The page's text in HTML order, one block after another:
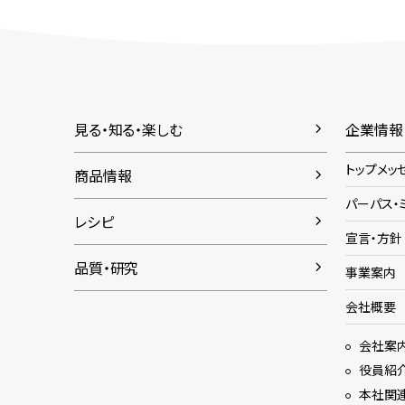
見る・知る・楽しむ
商品情報
レシピ
品質・研究
企業情報
トップメッ
パーパス・
宣言・方針
事業案内
会社概要
会社案
役員紹
本社関